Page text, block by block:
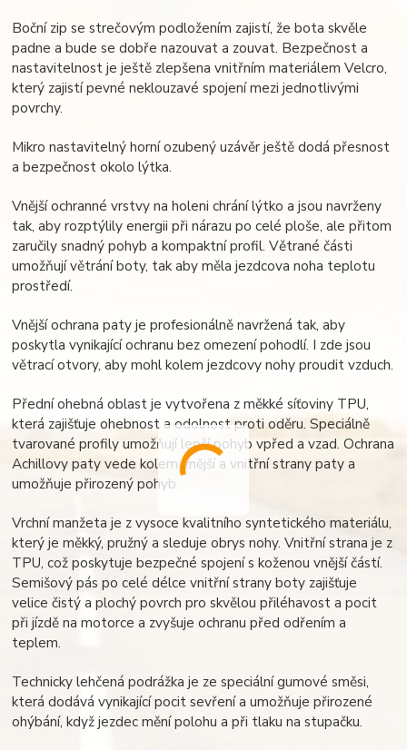
Boční zip se strečovým podložením zajistí, že bota skvěle
padne a bude se dobře nazouvat a zouvat. Bezpečnost a
nastavitelnost je ještě zlepšena vnitřním materiálem Velcro,
který zajistí pevné neklouzavé spojení mezi jednotlivými
povrchy.
Mikro nastavitelný horní ozubený uzávěr ještě dodá přesnost
a bezpečnost okolo lýtka.
Vnější ochranné vrstvy na holeni chrání lýtko a jsou navrženy
tak, aby rozptýlily energii při nárazu po celé ploše, ale přitom
zaručily snadný pohyb a kompaktní profil. Větrané části
umožňují větrání boty, tak aby měla jezdcova noha teplotu
prostředí.
Vnější ochrana paty je profesionálně navržená tak, aby
poskytla vynikající ochranu bez omezení pohodlí. I zde jsou
větrací otvory, aby mohl kolem jezdcovy nohy proudit vzduch.
Přední ohebná oblast je vytvořena z měkké síťoviny TPU,
která zajišťuje ohebnost a odolnost proti oděru. Speciálně
tvarované profily umožňují lepší pohyb vpřed a vzad. Ochrana
Achillovy paty vede kolem vnější a vnitřní strany paty a
umožňuje přirozený pohyb.
Vrchní manžeta je z vysoce kvalitního syntetického materiálu,
který je měkký, pružný a sleduje obrys nohy. Vnitřní strana je z
TPU, což poskytuje bezpečné spojení s koženou vnější částí.
Semišový pás po celé délce vnitřní strany boty zajišťuje
velice čistý a plochý povrch pro skvělou přiléhavost a pocit
při jízdě na motorce a zvyšuje ochranu před odřením a
teplem.
Technicky lehčená podrážka je ze speciální gumové směsi,
která dodává vynikající pocit sevření a umožňuje přirozené
ohýbání, když jezdec mění polohu a při tlaku na stupačku.